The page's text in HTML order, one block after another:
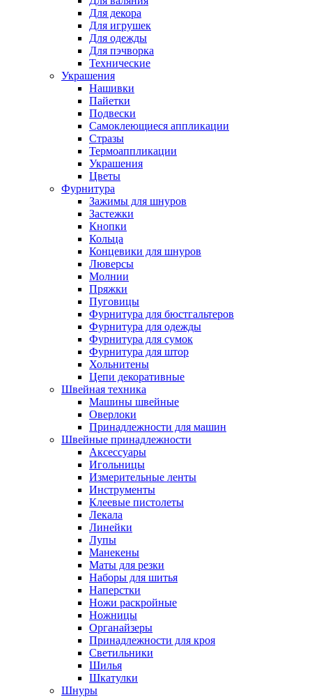
Для декора
Для игрушек
Для одежды
Для пэчворка
Технические
Украшения
Нашивки
Пайетки
Подвески
Самоклеющиеся аппликации
Стразы
Термоаппликации
Украшения
Цветы
Фурнитура
Зажимы для шнуров
Застежки
Кнопки
Кольца
Концевики для шнуров
Люверсы
Молнии
Пряжки
Пуговицы
Фурнитура для бюстгальтеров
Фурнитура для одежды
Фурнитура для сумок
Фурнитура для штор
Хольнитены
Цепи декоративные
Швейная техника
Машины швейные
Оверлоки
Принадлежности для машин
Швейные принадлежности
Аксессуары
Игольницы
Измерительные ленты
Инструменты
Клеевые пистолеты
Лекала
Линейки
Лупы
Манекены
Маты для резки
Наборы для шитья
Наперстки
Ножи раскройные
Ножницы
Органайзеры
Принадлежности для кроя
Светильники
Шилья
Шкатулки
Шнуры